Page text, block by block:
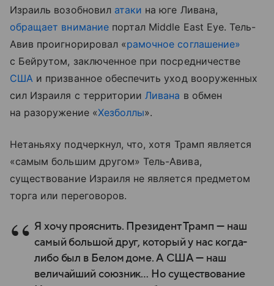
Израиль возобновил атаки на юге Ливана,
обращает вниманиепортал Middle East Eye. Тель-
Авив проигнорировал «рамочное соглашение»
с Бейрутом, заключенное при посредничестве
США и призванное обеспечить уход вооруженных
сил Израиля с территорииЛивана в обмен
на разоружение «Хезболлы».
Нетаньяху подчеркнул, что, хотя Трамп является
«самым большим другом» Тель-Авива,
существование Израиля не является предметом
торга или переговоров.
Я хочу прояснить. Президент Трамп — наш
самый большой друг, который у нас когда-
либо был в Белом доме. А США — наш
величайший союзник… Но существование